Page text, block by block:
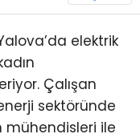
elektrik
Çalışan
sektöründe
mühendisleri ile